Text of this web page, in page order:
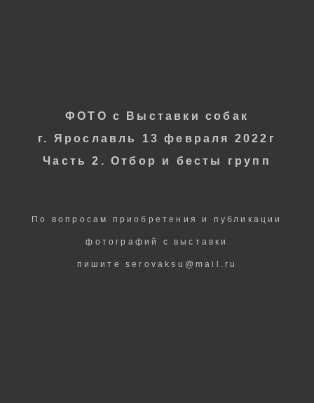
ФОТО с
Выставки собак
г. Ярославль 13 февраля 2022г
Часть 2. Отбор и бесты групп
По вопросам приобретения и публикации
фотографий с выставки
пишите serovaksu@mail.ru